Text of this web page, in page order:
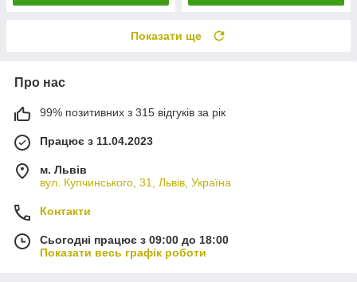
Показати ще
Про нас
99% позитивних з 315 відгуків за рік
Працює з 11.04.2023
м. Львів
вул. Купчинського, 31, Львів, Україна
Контакти
Сьогодні працює з 09:00 до 18:00
Показати весь графік роботи